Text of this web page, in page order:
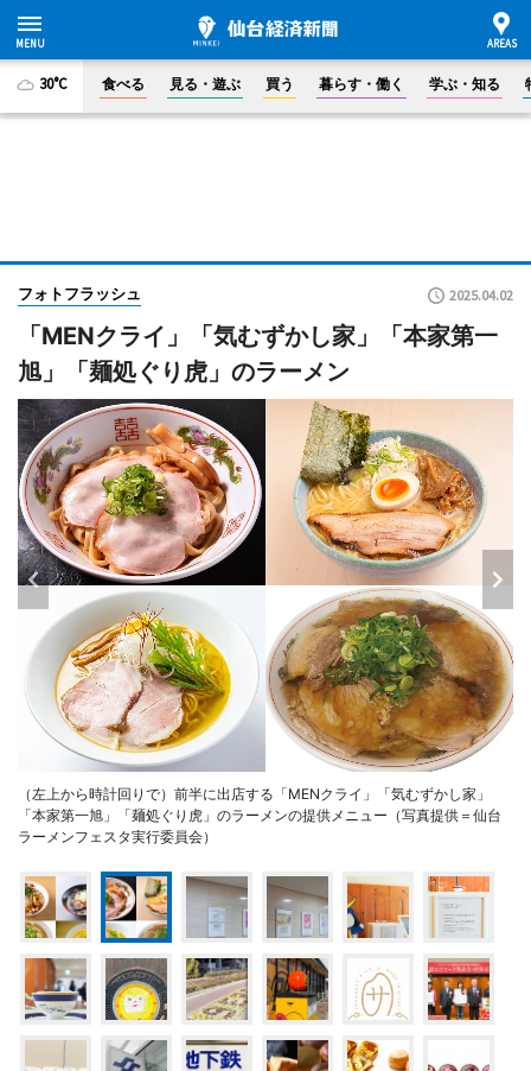
30°C 食べる 見る・遊ぶ 買う 暮らす・働く 学ぶ・知る
フォトフラッシュ 2025.04.02
「MENクライ」「気むずかし家」「本家第一
旭」「麺処ぐり虎」のラーメン
（左上から時計回りで）前半に出店する「MENクライ」「気むずかし家」
「本家第一旭」「麺処ぐり虎」のラーメンの提供メニュー（写真提供＝仙台
ラーメンフェスタ実行委員会）